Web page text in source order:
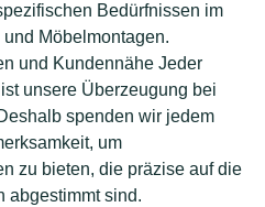
Bedürfnissen im
Möbelmontagen.
und Kundennähe Jeder
unsere Überzeugung bei
spenden wir jedem
um
zu bieten, die präzise auf die
abgestimmt sind.